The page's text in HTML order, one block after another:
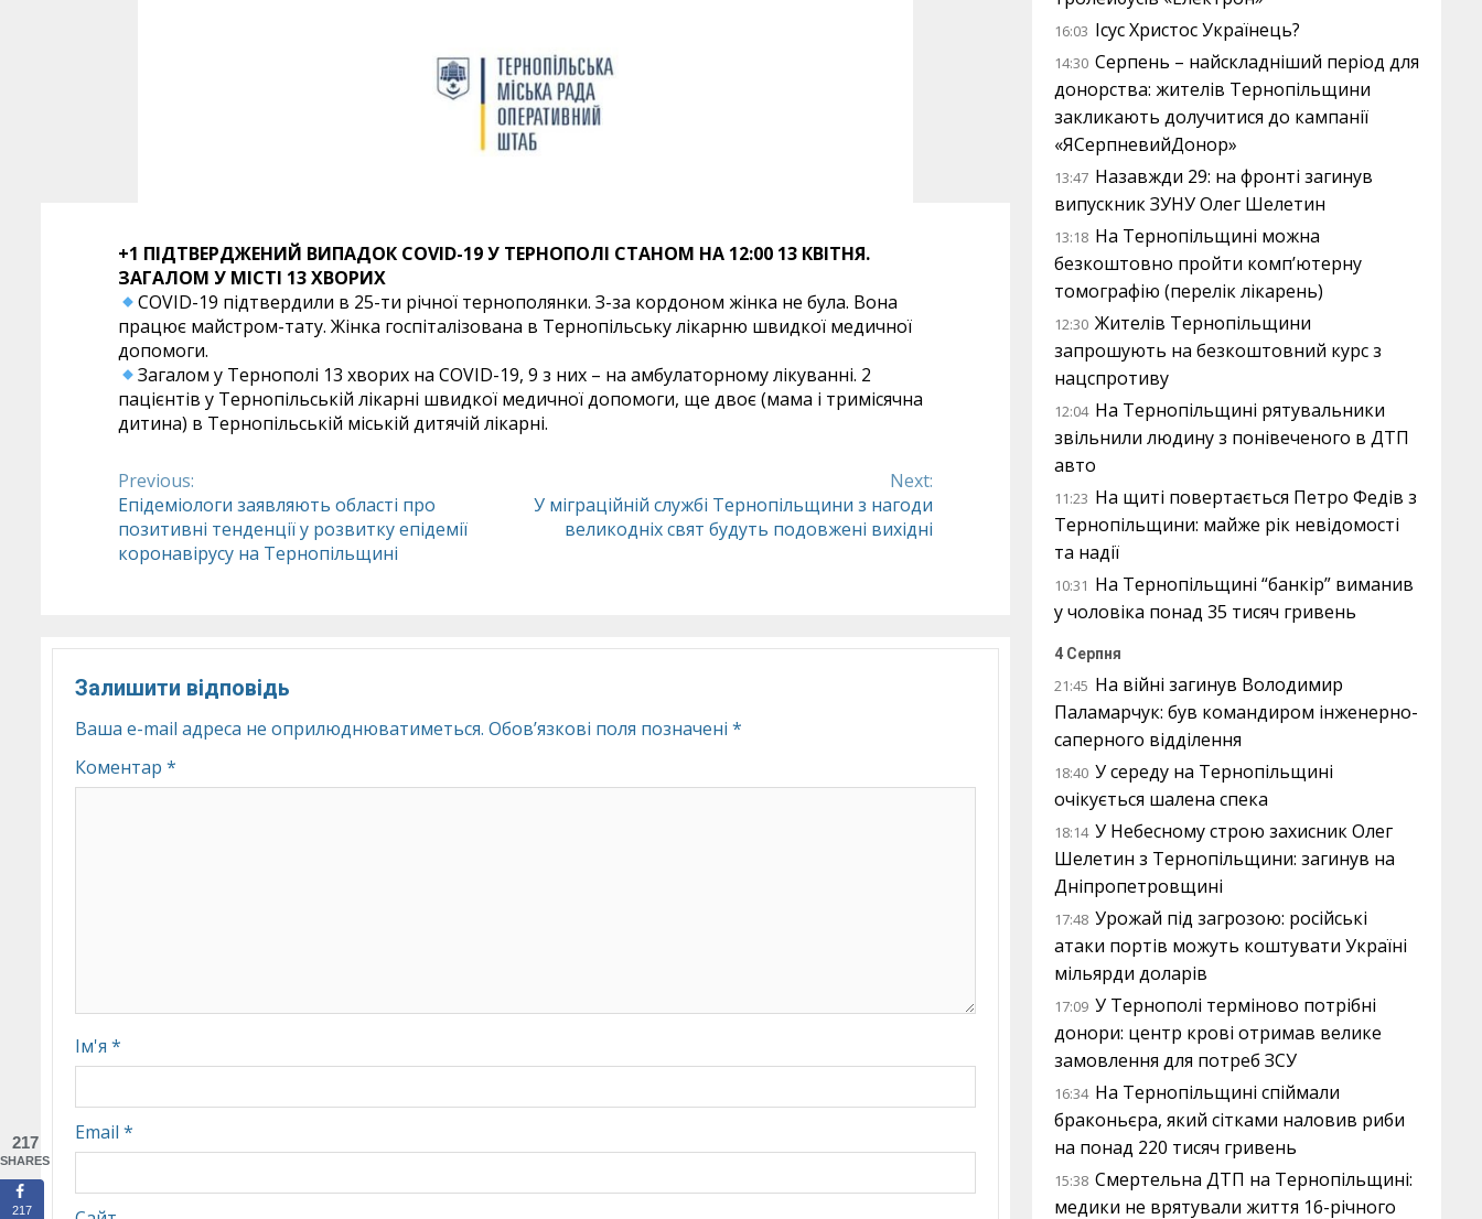
+1 ПІДТВЕРДЖЕНИЙ ВИПАДОК COVID-19 У ТЕРНОПОЛІ СТАНОМ НА 12:00 13 КВІТНЯ.
ЗАГАЛОМ У МІСТІ 13 ХВОРИХ
COVID-19 підтвердили в 25-ти річної тернополянки. З-за кордоном жінка не була. Вона
працює майстром-тату. Жінка госпіталізована в Тернопільську лікарню швидкої медичної
допомоги.
Загалом у Тернополі 13 хворих на COVID-19, 9 з них – на амбулаторному лікуванні. 2
пацієнтів у Тернопільській лікарні швидкої медичної допомоги, ще двоє (мама і тримісячна
дитина) в Тернопільській міській дитячій лікарні.
Continue
Reading
Previous:
Епідеміологи заявляють області про
позитивні тенденції у розвитку епідемії
коронавірусу на Тернопільщині
Next:
У міграційній службі Тернопільщини з нагоди
великодніх свят будуть подовжені вихідні
Залишити відповідь
Ваша e-mail адреса не оприлюднюватиметься. Обов’язкові поля позначені *
Коментар *
Ім'я *
Email *
16:03 Ісус Христос Українець?
14:30 Серпень – найскладніший період для
донорства: жителів Тернопільщини
закликають долучитися до кампанії
«ЯСерпневийДонор»
13:47 Назавжди 29: на фронті загинув
випускник ЗУНУ Олег Шелетин
13:18 На Тернопільщині можна
безкоштовно пройти комп’ютерну
томографію (перелік лікарень)
12:30 Жителів Тернопільщини
запрошують на безкоштовний курс з
нацспротиву
12:04 На Тернопільщині рятувальники
звільнили людину з понівеченого в ДТП
авто
11:23 На щиті повертається Петро Федів з
Тернопільщини: майже рік невідомості
та надії
10:31 На Тернопільщині “банкір” виманив
у чоловіка понад 35 тисяч гривень
4 Серпня
21:45 На війні загинув Володимир
Паламарчук: був командиром інженерно-
саперного відділення
18:40 У середу на Тернопільщині
очікується шалена спека
18:14 У Небесному строю захисник Олег
Шелетин з Тернопільщини: загинув на
Дніпропетровщині
17:48 Урожай під загрозою: російські
атаки портів можуть коштувати Україні
мільярди доларів
17:09 У Тернополі терміново потрібні
донори: центр крові отримав велике
замовлення для потреб ЗСУ
16:34 На Тернопільщині спіймали
браконьєра, який сітками наловив риби
на понад 220 тисяч гривень
15:38 Смертельна ДТП на Тернопільщині:
медики не врятували життя 16-річного
217
SHARES
217